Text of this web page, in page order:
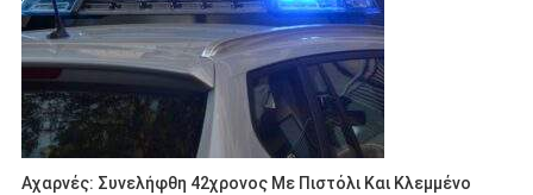
Αχαρνές: Συνελήφθη 42χρονος Με Πιστόλι Και Κλεμμένο